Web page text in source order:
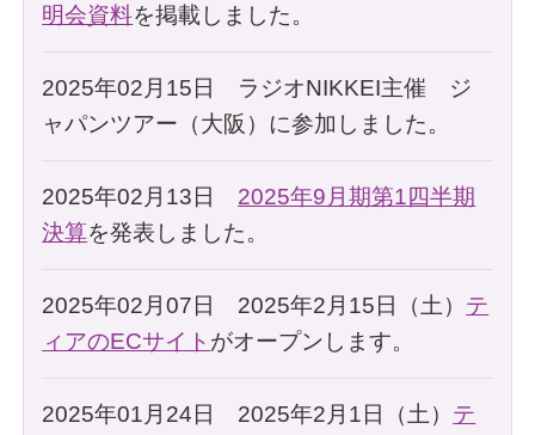
明会資料を掲載しました。
2025年02月15日 ラジオNIKKEI主催 ジ
ャパンツアー（大阪）に参加しました。
2025年02月13日 2025年9月期第1四半期
決算を発表しました。
2025年02月07日 2025年2月15日（土） テ
ィアのECサイト がオープンします。
2025年01月24日 2025年2月1日（土） テ